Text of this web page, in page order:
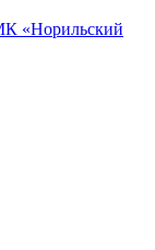
«Норильский